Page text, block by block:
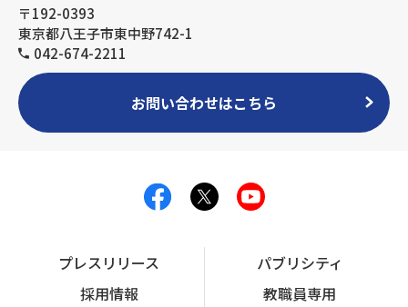
〒192-0393
東京都八王子市東中野742-1
042-674-2211
お問い合わせはこちら
プレスリリース
パブリシティ
採用情報
教職員専用